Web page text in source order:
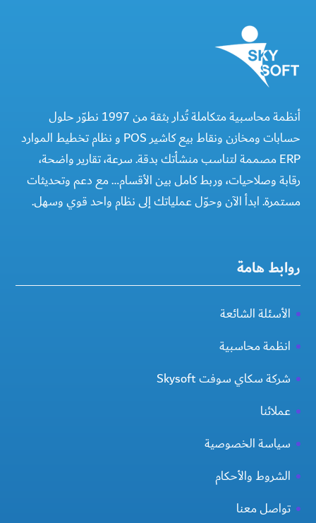
أنظمة محاسبية متكاملة تُدار بثقة من 1997 نطوّر حلول
حسابات ومخازن ونقاط بيع كاشير POS و نظام تخطيط الموارد
ERP مصممة لتناسب منشأتك بدقة. سرعة، تقارير واضحة،
رقابة وصلاحيات، وربط كامل بين الأقسام… مع دعم وتحديثات
مستمرة. ابدأ الآن وحوّل عملياتك إلى نظام واحد قوي وسهل.
روابط هامة
الأسئلة الشائعة
انظمة محاسبية
شركة سكاي سوفت Skysoft
عملائنا
سياسة الخصوصية
الشروط والأحكام
تواصل معنا